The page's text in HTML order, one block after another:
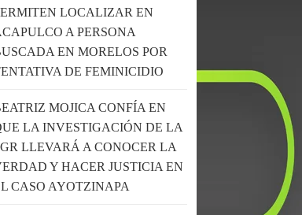
LOCALIZAR EN
A PERSONA
EN MORELOS POR
DE FEMINICIDIO
MOJICA CONFÍA EN
LA INVESTIGACIÓN DE LA
LLEVARÁ A CONOCER LA
Y HACER JUSTICIA EN
CASO AYOTZINAPA